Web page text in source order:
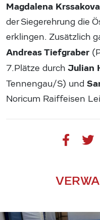
Magdalena Krssakova
der Siegerehrung die
erklingen. Zusätzlich
Andreas Tiefgraber
7.Plätze durch Julian
Tennengau/S) und
Noricum Raiffeisen